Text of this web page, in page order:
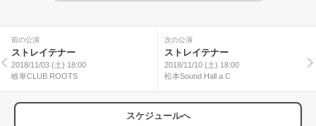
前の公演
ストレイテナー
2018/11/03 (土) 18:00
岐阜CLUB ROOTS
次の公演
ストレイテナー
2018/11/10 (土) 18:00
松本Sound Hall a.C
スケジュールへ